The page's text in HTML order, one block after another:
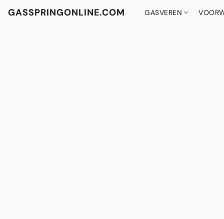
GASSPRINGONLINE.COM GASVEREN